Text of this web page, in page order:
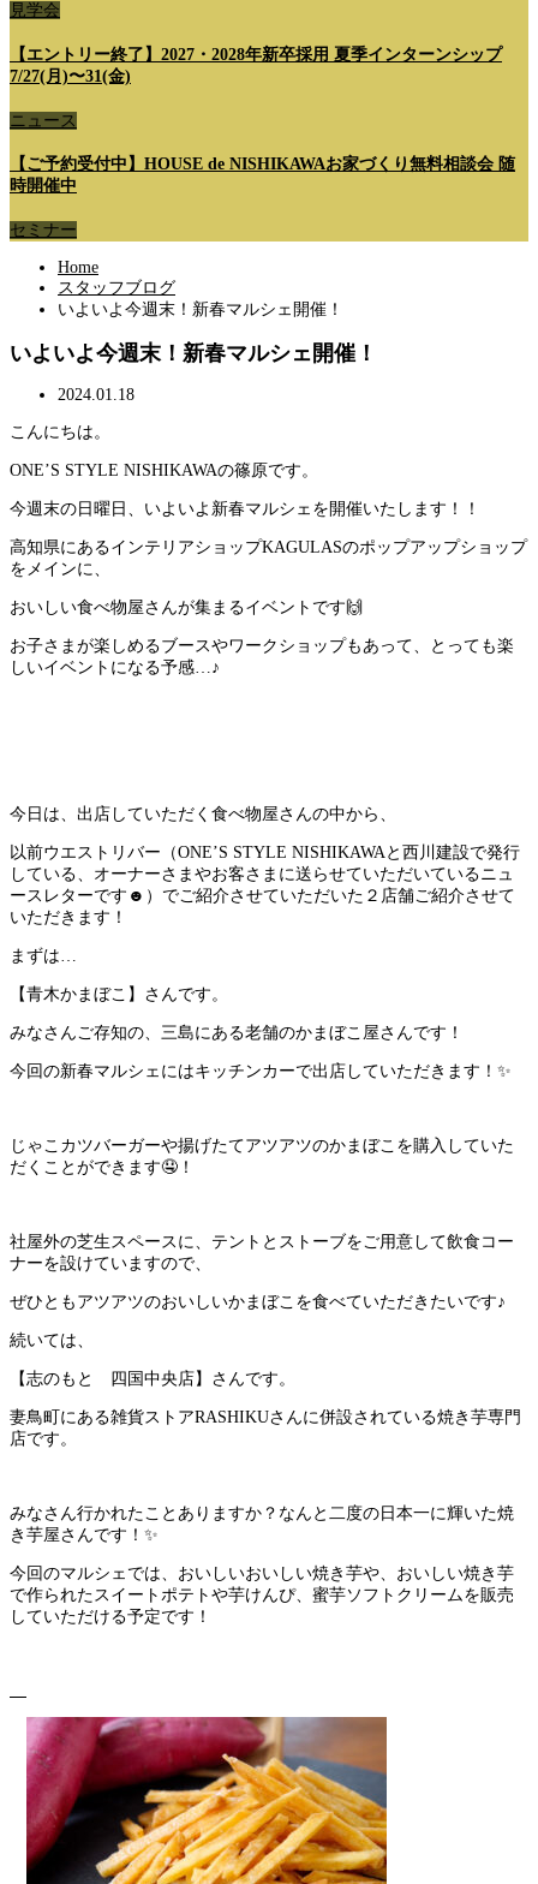
見学会
【エントリー終了】2027・2028年新卒採用 夏季インターンシップ
7/27(月)〜31(金)
ニュース
【ご予約受付中】HOUSE de NISHIKAWAお家づくり無料相談会 随
時開催中
セミナー
Home
スタッフブログ
いよいよ今週末！新春マルシェ開催！
いよいよ今週末！新春マルシェ開催！
2024.01.18
こんにちは。
ONE’S STYLE NISHIKAWAの篠原です。
今週末の日曜日、いよいよ新春マルシェを開催いたします！！
高知県にあるインテリアショップKAGULASのポップアップショップ
をメインに、
おいしい食べ物屋さんが集まるイベントです🙌
お子さまが楽しめるブースやワークショップもあって、とっても楽
しいイベントになる予感…♪
今日は、出店していただく食べ物屋さんの中から、
以前ウエストリバー（ONE’S STYLE NISHIKAWAと西川建設で発行
している、オーナーさまやお客さまに送らせていただいているニュ
ースレターです☻）でご紹介させていただいた２店舗ご紹介させて
いただきます！
まずは…
【青木かまぼこ】さんです。
みなさんご存知の、三島にある老舗のかまぼこ屋さんです！
今回の新春マルシェにはキッチンカーで出店していただきます！✨
じゃこカツバーガーや揚げたてアツアツのかまぼこを購入していた
だくことができます🤤！
社屋外の芝生スペースに、テントとストーブをご用意して飲食コー
ナーを設けていますので、
ぜひともアツアツのおいしいかまぼこを食べていただきたいです♪
続いては、
【志のもと 四国中央店】さんです。
妻鳥町にある雑貨ストアRASHIKUさんに併設されている焼き芋専門
店です。
みなさん行かれたことありますか？なんと二度の日本一に輝いた焼
き芋屋さんです！✨
今回のマルシェでは、おいしいおいしい焼き芋や、おいしい焼き芋
で作られたスイートポテトや芋けんぴ、蜜芋ソフトクリームを販売
していただける予定です！